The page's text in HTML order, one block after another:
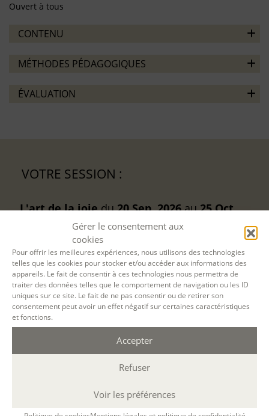
Gérer le consentement aux
cookies
Pour offrir les meilleures expériences, nous utilisons des technologies
telles que les cookies pour stocker et/ou accéder aux informations des
appareils. Le fait de consentir à ces technologies nous permettra de
traiter des données telles que le comportement de navigation ou les ID
uniques sur ce site. Le fait de ne pas consentir ou de retirer son
consentement peut avoir un effet négatif sur certaines caractéristiques
et fonctions.
Accepter
Refuser
Voir les préférences
Ouvert à tous
CONTENU
MÉTHODES PÉDAGOGIQUES
ÉVALUATION
VOTRE SESSION :
L'art de la joiedu20 Sep. 2026au25 Oct.
A distance par Teams(Durée : 12 h. ;
Etape 1: Choisissez le prix et la quantité :
Réserver des sessions de formation :
Actuellement, il y a